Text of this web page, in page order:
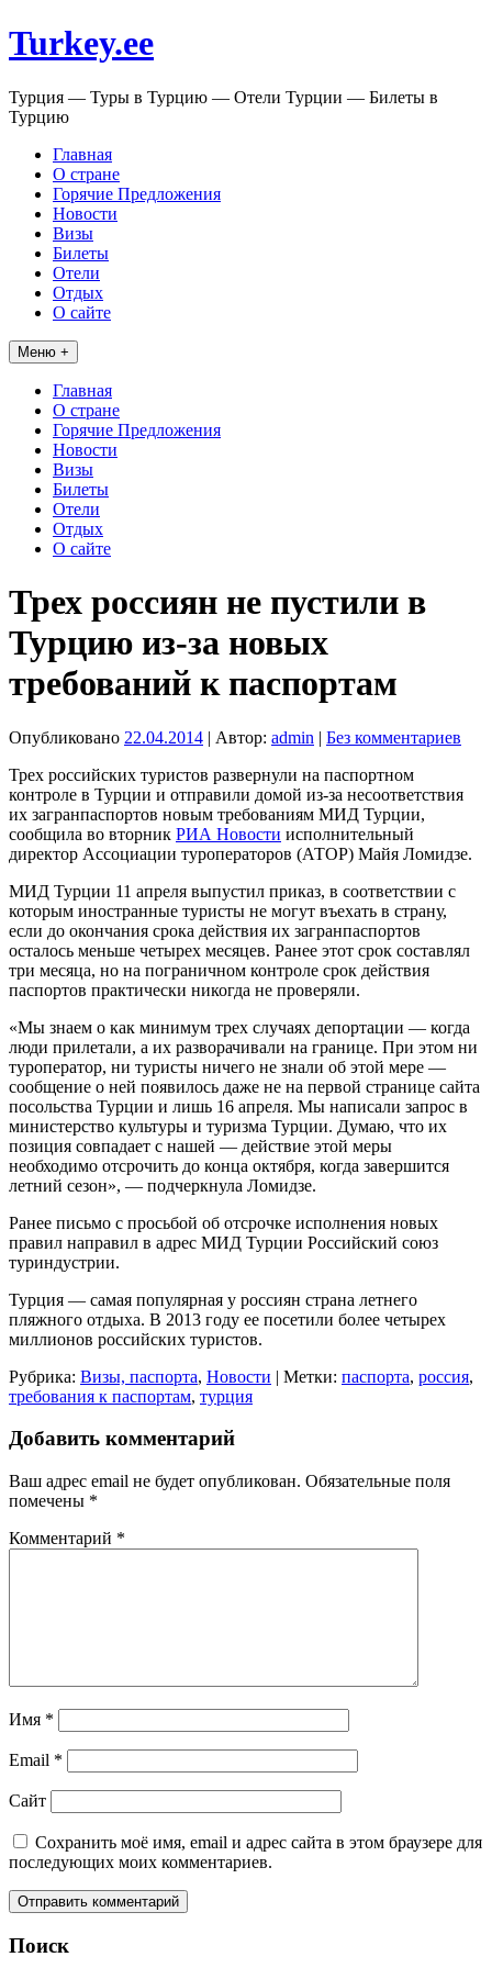
Перейти
к
Turkey.ee
Турция — Туры в Турцию — Отели Турции — Билеты в
Турцию
Главная
О стране
Горячие Предложения
Новости
Визы
Билеты
Отели
Отдых
О сайте
Меню +
Главная
О стране
Горячие Предложения
Новости
Визы
Билеты
Отели
Отдых
О сайте
Трех россиян не пустили в
Турцию из-за новых
требований к паспортам
Опубликовано 22.04.2014 | Автор: admin | Без комментариев
Трех российских туристов развернули на паспортном
контроле в Турции и отправили домой из-за несоответствия
их загранпаспортов новым требованиям МИД Турции,
сообщила во вторник РИА Новости исполнительный
директор Ассоциации туроператоров (АТОР) Майя Ломидзе.
МИД Турции 11 апреля выпустил приказ, в соответствии с
которым иностранные туристы не могут въехать в страну,
если до окончания срока действия их загранпаспортов
осталось меньше четырех месяцев. Ранее этот срок составлял
три месяца, но на пограничном контроле срок действия
паспортов практически никогда не проверяли.
«Мы знаем о как минимум трех случаях депортации — когда
люди прилетали, а их разворачивали на границе. При этом ни
туроператор, ни туристы ничего не знали об этой мере —
сообщение о ней появилось даже не на первой странице сайта
посольства Турции и лишь 16 апреля. Мы написали запрос в
министерство культуры и туризма Турции. Думаю, что их
позиция совпадает с нашей — действие этой меры
необходимо отсрочить до конца октября, когда завершится
летний сезон», — подчеркнула Ломидзе.
Ранее письмо с просьбой об отсрочке исполнения новых
правил направил в адрес МИД Турции Российский союз
туриндустрии.
Турция — самая популярная у россиян страна летнего
пляжного отдыха. В 2013 году ее посетили более четырех
миллионов российских туристов.
Рубрика: Визы, паспорта, Новости | Метки: паспорта, россия,
требования к паспортам, турция
Добавить комментарий
Ваш адрес email не будет опубликован. Обязательные поля
помечены *
Комментарий *
Имя *
Email *
Сайт
Сохранить моё имя, email и адрес сайта в этом браузере для
последующих моих комментариев.
Поиск